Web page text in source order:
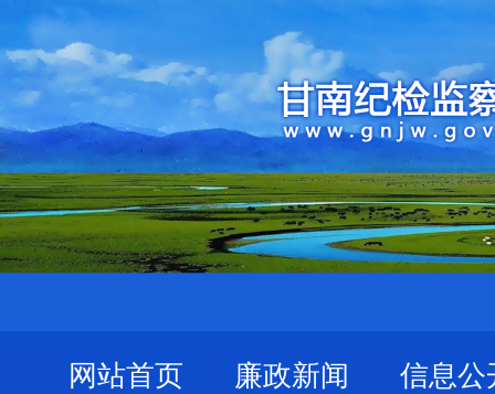
网站首页 廉政新闻 信息公